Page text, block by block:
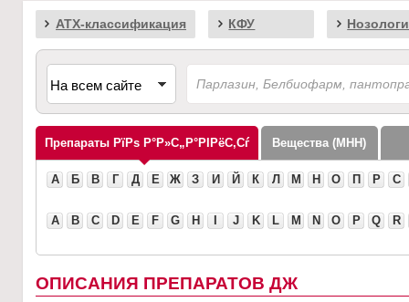
АТХ-классификация КФУ
Препараты Вещества (МНН)
А Б В Г Д Е Ж З И Й К Л М Н О П Р С
A B C D E F G H J K L M N O P Q R
ОПИСАНИЯ ПРЕПАРАТОВ ДЖ